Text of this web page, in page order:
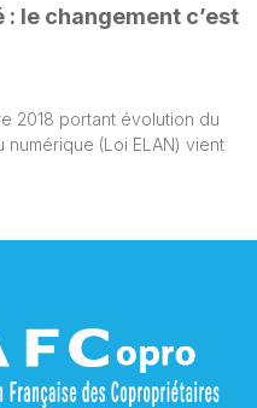
: le changement c’est
2018 portant évolution du
numérique (Loi ELAN) vient